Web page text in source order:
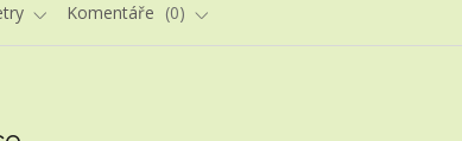
Komentáře 0